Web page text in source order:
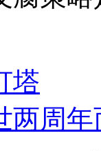
塔
周年